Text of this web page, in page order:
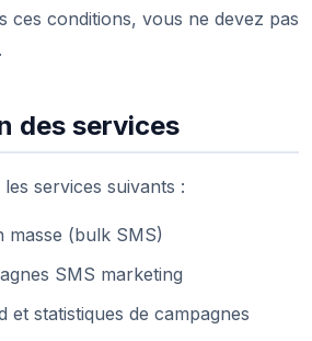
ces conditions, vous ne devez pas
des services
services suivants :
masse (bulk SMS)
SMS marketing
et statistiques de campagnes